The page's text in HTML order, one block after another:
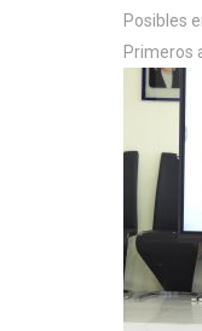
Posibles
Primeros